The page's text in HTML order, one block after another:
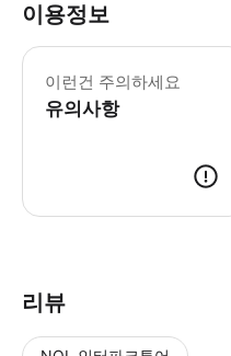
이용정보
이런건 주의하세요
유의사항
리뷰